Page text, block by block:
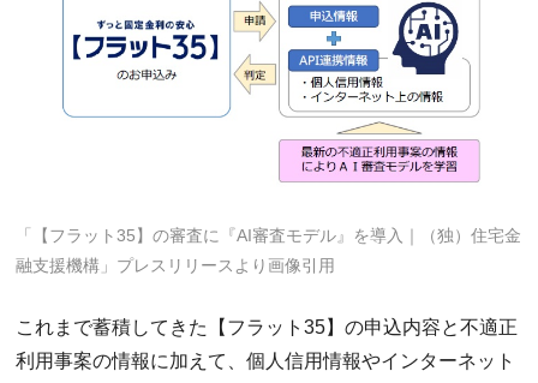
「【フラット35】の審査に『AI審査モデル』を導入｜（独）住宅金
融支援機構」プレスリリースより画像引用
これまで蓄積してきた【フラット35】の申込内容と不適正
利用事案の情報に加えて、個人信用情報やインターネット